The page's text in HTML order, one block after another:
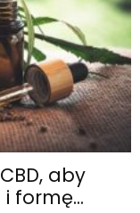
aby
formę...